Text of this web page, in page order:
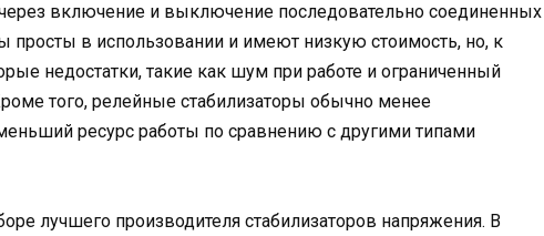
включение и выключение последовательно соединенных
просты в использовании и имеют низкую стоимость, но, к
недостатки, такие как шум при работе и ограниченный
того, релейные стабилизаторы обычно менее
ресурс работы по сравнению с другими типами
лучшего производителя стабилизаторов напряжения. В